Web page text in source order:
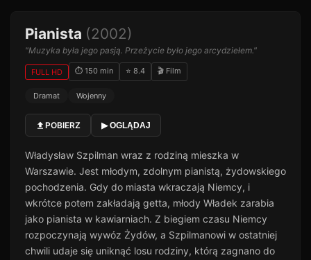
Pianista (2002)
"Muzyka była jego pasją. Przeżycie było jego arcydziełem."
FULL HD ⏱ 150 min ⭐ 8.4 🎬 Film
Dramat Wojenny
POBIERZ ▶ OGLĄDAJ
Władysław Szpilman wraz z rodziną mieszka w
Warszawie. Jest młodym, zdolnym pianistą, żydowskiego
pochodzenia. Gdy do miasta wkraczają Niemcy, i
wkrótce potem zakładają getta, młody Władek zarabia
jako pianista w kawiarniach. Z biegiem czasu Niemcy
rozpoczynają wywóz Żydów, a Szpilmanowi w ostatniej
chwili udaje się uniknąć losu rodziny, którą zagnano do